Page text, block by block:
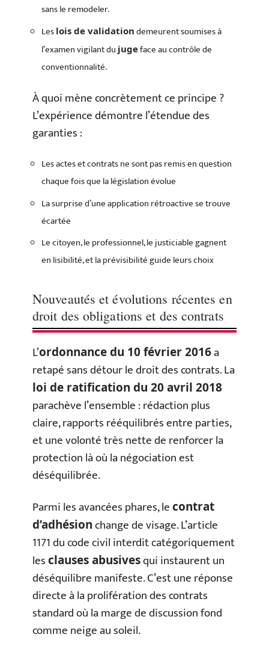
sans le remodeler.
Les lois de validation demeurent soumises à
l’examen vigilant dujugeface au contrôle de
conventionnalité.
À quoi mène concrètement ce principe ?
L’expérience démontre l’étendue des
garanties :
Les actes et contrats ne sont pas remis en question
chaque fois que la législation évolue
La surprise d’une application rétroactive se trouve
écartée
Le citoyen, le professionnel, le justiciable gagnent
en lisibilité, et la prévisibilité guide leurs choix
Nouveautés et évolutions récentes en
droit des obligations et des contrats
L’ordonnance du 10 février 2016a
retapé sans détour le droit des contrats. La
loi de ratification du 20 avril 2018
parachève l’ensemble : rédaction plus
claire, rapports rééquilibrés entre parties,
et une volonté très nette de renforcer la
protection là où la négociation est
déséquilibrée.
Parmi les avancées phares, lecontrat
d’adhésionchange de visage. L’article
1171 du code civil interdit catégoriquement
lesclauses abusivesqui instaurent un
déséquilibre manifeste. C’est une réponse
directe à la prolifération des contrats
standard où la marge de discussion fond
comme neige au soleil.